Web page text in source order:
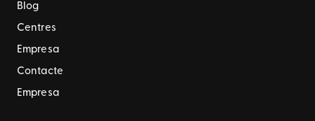
Blog
Centres
Empresa
Contacte
Empresa